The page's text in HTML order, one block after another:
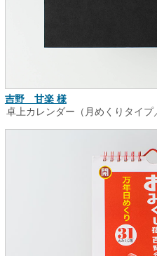
吉野 甘楽 様
卓上カレンダー（月めくりタイプ